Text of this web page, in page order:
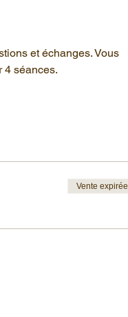
et échanges. Vous
4 séances.
Vente expirée